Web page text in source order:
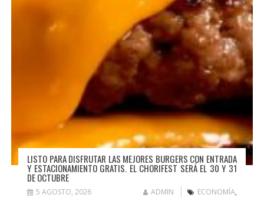
LISTO PARA DISFRUTAR LAS MEJORES BURGERS CON ENTRADA
Y ESTACIONAMIENTO GRATIS. EL CHORIFEST SERÁ EL 30 Y 31
DE OCTUBRE
5 AGOSTO, 2026 ADMIN ECONOMÍA,